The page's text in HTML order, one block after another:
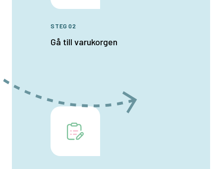
STEG 02
Gå till varukorgen